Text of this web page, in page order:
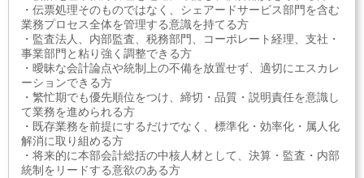
・伝票処理そのものではなく、シェアードサービス部門を含む
業務プロセス全体を管理する意識を持てる方
・監査法人、内部監査、税務部門、コーポレート経理、支社・
事業部門と粘り強く調整できる方
・曖昧な会計論点や統制上の不備を放置せず、適切にエスカレ
ーションできる方
・繁忙期でも優先順位をつけ、締切・品質・説明責任を意識し
て業務を進められる方
・既存業務を前提にするだけでなく、標準化・効率化・属人化
解消に取り組める方
・将来的に本部会計総括の中核人材として、決算・監査・内部
統制をリードする意欲のある方